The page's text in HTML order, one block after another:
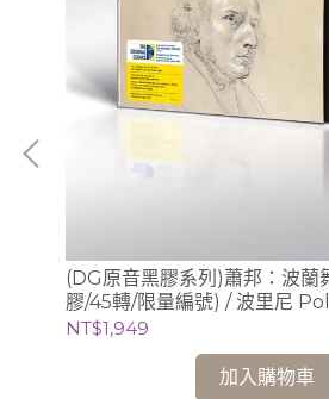
(DG原音黑膠系列)蕭邦：波蘭
膠/45轉/限量編號) / 波里尼
NT$1,949
加入購物車